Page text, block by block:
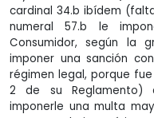
cardinal 34.b ibídem
numeral 57.b le
Consumidor, según la
imponer una sanción
régimen legal, porque
2 de su Reglamento)
imponerle una multa